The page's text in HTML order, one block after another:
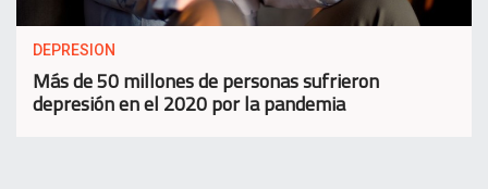
DEPRESION
Más de 50 millones de personas sufrieron
depresión en el 2020 por la pandemia